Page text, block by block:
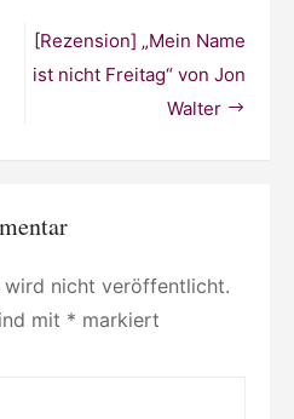
[Rezension] „Mein Name
ist nicht Freitag“ von Jon
Walter
wird nicht veröffentlicht.
mit * markiert